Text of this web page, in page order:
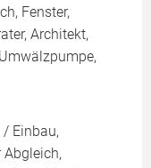
Fenster,
Architekt,
Einbau,